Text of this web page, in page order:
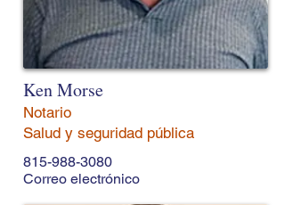
Ken Morse
Notario
Salud y seguridad pública
815-988-3080
Correo electrónico